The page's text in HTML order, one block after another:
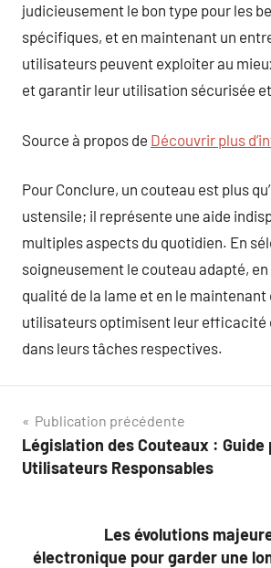
judicieusement le bon type pour les
spécifiques, et en maintenant un
utilisateurs peuvent exploiter au
et garantir leur utilisation sécurisée
Source à propos de Découvrir plus
Pour Conclure, un couteau est plus
ustensile; il représente une aide
multiples aspects du quotidien. En
soigneusement le couteau adapté,
qualité de la lame et en le
utilisateurs optimisent leur efficacité
dans leurs tâches respectives.
Navigation
de
Publication précédente
Législation des Couteaux : Guide
Utilisateurs Responsables
Les évolutions
électronique pour garder une